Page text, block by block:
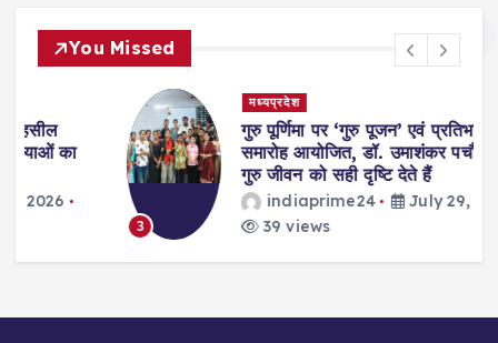
You Missed
मध्यप्रदेश
गुरु पूर्णिमा पर ‘गुरु पूजन’ एवं प्रतिभा सम्मान
समारोह आयोजित, डॉ. उमाशंकर पचौरी बोले-
गुरु जीवन को सही दृष्टि देते हैं
indiaprime24
July 29, 2026
39 views